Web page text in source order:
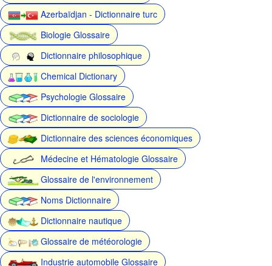
Azerbaïdjan - Dictionnaire turc
Biologie Glossaire
Dictionnaire philosophique
Chemical Dictionary
Psychologie Glossaire
Dictionnaire de sociologie
Dictionnaire des sciences économiques
Médecine et Hématologie Glossaire
Glossaire de l'environnement
Noms Dictionnaire
Dictionnaire nautique
Glossaire de météorologie
Industrie automobile Glossaire